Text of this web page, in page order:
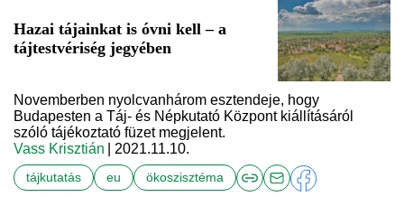
Hazai tájainkat is óvni kell – a
tájtestvériség jegyében
Novemberben nyolcvanhárom esztendeje, hogy
Budapesten a Táj- és Népkutató Központ kiállításáról
szóló tájékoztató füzet megjelent.
Vass Krisztián
| 2021.11.10.
tájkutatás eu ökoszisztéma